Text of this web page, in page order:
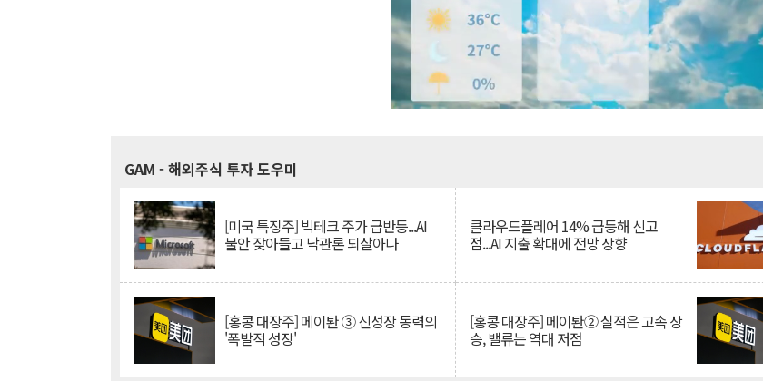
GAM - 해외주식 투자 도우미
[미국 특징주] 빅테크 주가 급반등...AI
불안 잦아들고 낙관론 되살아나
클라우드플레어 14% 급등해 신고
점...AI 지출 확대에 전망 상향
[홍콩 대장주] 메이퇀 ③ 신성장 동력의
'폭발적 성장'
[홍콩 대장주] 메이퇀② 실적은 고속 상
승, 밸류는 역대 저점